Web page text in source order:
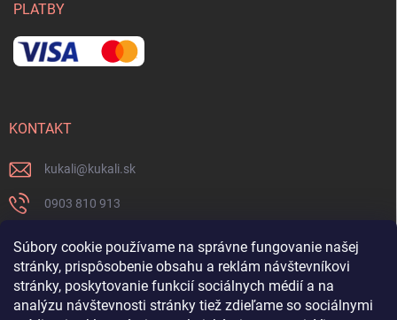
Súbory cookie používame na správne fungovanie našej
stránky, prispôsobenie obsahu a reklám návštevníkovi
stránky, poskytovanie funkcií sociálnych médií a na
analýzu návštevnosti stránky tiež zdieľame so sociálnymi
PLATBY
KONTAKT
kukali@kukali.sk
0903 810 913
0903 810 913
Nenechajte si ujsť novinky a sledujte nás na FB
kukalishop